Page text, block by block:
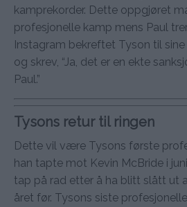
kamprekorder. Dette oppgjøret
profesjonelle kamp mens Paul
Instagram bekreftet Tyson til
og skrev, “Ja, det er en ekte
Paul.”
Tysons retur til ringen
Dette vil være Tysons første
han tapte mot Kevin McBride i
tap på rad etter å ha blitt slått ut
året før. Tysons siste